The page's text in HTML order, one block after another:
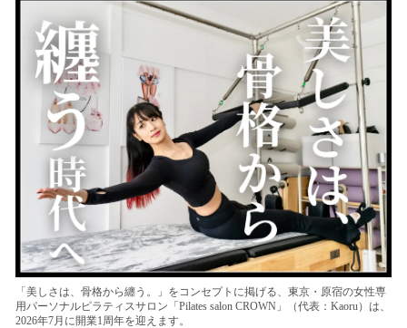
数
を
読
み
中
「美しさは、骨格から纏う。」をコンセプトに掲げる、東京・原宿の女性専
用パーソナルピラティスサロン「Pilates salon CROWN」（代表：Kaoru）は、
2026年7月に開業1周年を迎えます。